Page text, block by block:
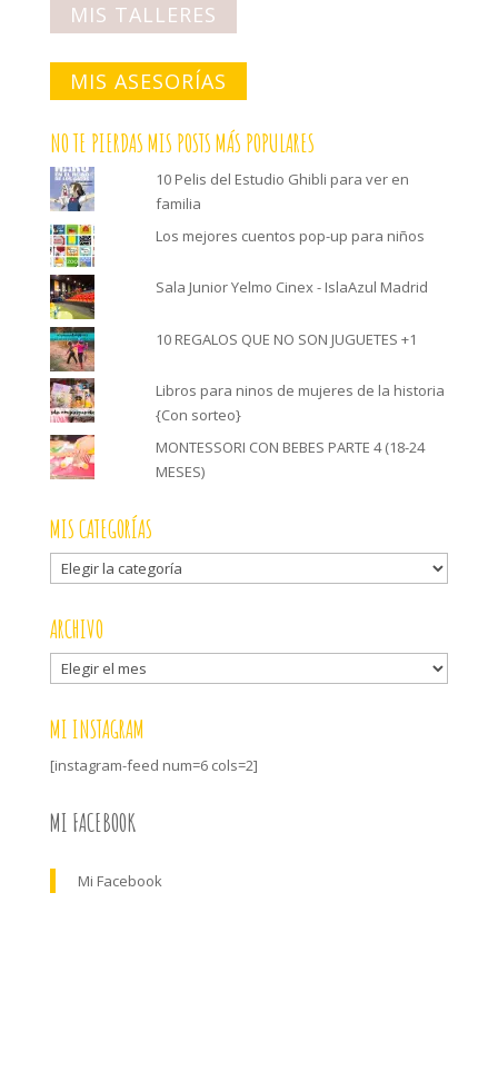
MIS TALLERES
MIS ASESORÍAS
NO TE PIERDAS MIS POSTS MÁS POPULARES
10 Pelis del Estudio Ghibli para ver en
familia
Los mejores cuentos pop-up para niños
Sala Junior Yelmo Cinex - IslaAzul Madrid
10 REGALOS QUE NO SON JUGUETES +1
Libros para ninos de mujeres de la historia
{Con sorteo}
MONTESSORI CON BEBES PARTE 4 (18-24
MESES)
MIS CATEGORÍAS
Mis
categorías
ARCHIVO
Archivo
MI INSTAGRAM
[instagram-feed num=6 cols=2]
MI FACEBOOK
Mi Facebook